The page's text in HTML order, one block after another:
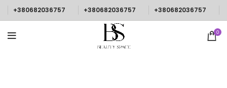
+380682036757 +380682036757 +380682036757
0